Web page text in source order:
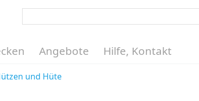
Angebote Hilfe, Kontakt
und Hüte